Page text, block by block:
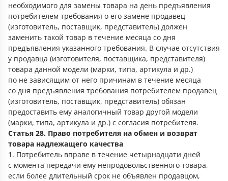
необходимого для замены товара на день предъявления
потребителем требования о его замене продавец
(изготовитель, поставщик, представитель) должен
заменить такой товар в течение месяца со дня
предъявления указанного требования. В случае отсутствия
у продавца (изготовителя, поставщика, представителя)
товара данной модели (марки, типа, артикула и др.)
по не зависящим от него причинам в течение месяца
со дня предъявления требования потребителем продавец
(изготовитель, поставщик, представитель) обязан
предоставить ему аналогичный товар другой модели
(марки, типа, артикула и др.) с согласия потребителя.
Статья 28. Право потребителя на обмен и возврат
товара надлежащего качества
1. Потребитель вправе в течение четырнадцати дней
с момента передачи ему непродовольственного товара,
если более длительный срок не объявлен продавцом,